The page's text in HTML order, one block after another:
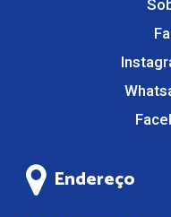
Endereço